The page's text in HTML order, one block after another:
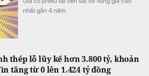
nhất gần 4 năm.
thép lỗ lũy kế hơn 3.800 tỷ, khoản
tăng từ 0 lên 1.424 tỷ đồng